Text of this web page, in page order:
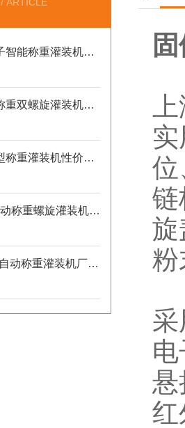
1-10斤桶装粉末电子智能称重灌装机介绍
5-10斤腻子粉粉末称重双螺旋灌装机厂家生产
花粉粉末1-50克小型称重灌装机性价比高
健身粉粉末1-5kg自动称重螺旋灌装机操作安全
生粉粉末1-200g/袋自动称重灌装机厂家推荐
位
链
旋
粉
悬
红